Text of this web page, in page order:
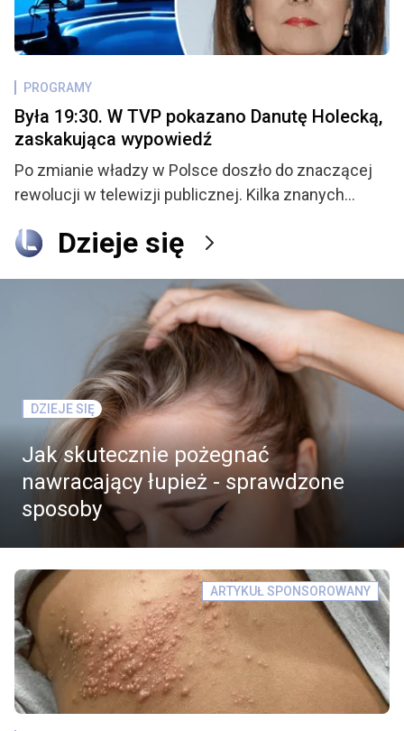
pierwszego dziecka i regularnie informuje swoich
fanów co u nich słychać. Ostatnio Waldek rozważa
poddanie się zabiegowi chirurgicznemu, już
niewiele dzieli go od podjęcia ostatecznej decyzji.
PROGRAMY
Była 19:30. W TVP pokazano Danutę Holecką,
zaskakująca wypowiedź
Po zmianie władzy w Polsce doszło do znaczącej
rewolucji w telewizji publicznej. Kilka znanych
metamorfozę. W tym samym czasie znaczenie na
Teraz obaj nadawcy ostro ze sobą konkurują i nie
przebierają przy tym w środkach. Tym razem to TVP
wyciągnęło działa i skierowało je przeciwko
prezenterce, która przez lata była twarzą stacji.
Dzieje się
DZIEJE SIĘ
Jak skutecznie pożegnać
nawracający łupież - sprawdzone
sposoby
ARTYKUŁ SPONSOROWANY